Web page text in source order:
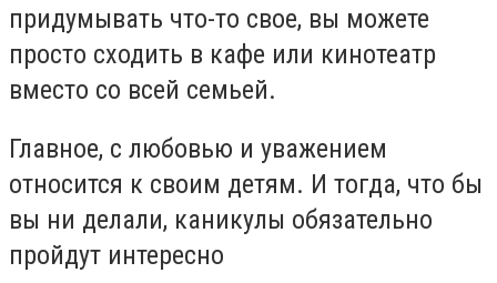
придумывать что-то свое, вы можете
просто сходить в кафе или кинотеатр
вместо со всей семьей.
Главное, с любовью и уважением
относится к своим детям. И тогда, что бы
вы ни делали, каникулы обязательно
пройдут интересно